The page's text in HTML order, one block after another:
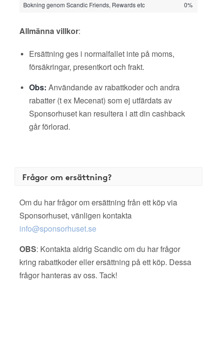
Bokning genom Scandic Friends, Rewards etc
0%
Allmänna villkor:
Ersättning ges i normalfallet inte på moms,
försäkringar, presentkort och frakt.
Obs: Användande av rabattkoder och andra
rabatter (t ex Mecenat) som ej utfärdats av
Sponsorhuset kan resultera i att din cashback
går förlorad.
Frågor om ersättning?
Om du har frågor om ersättning från ett köp via
Sponsorhuset, vänligen kontakta
info@sponsorhuset.se
OBS: Kontakta aldrig Scandic om du har frågor
kring rabattkoder eller ersättning på ett köp. Dessa
frågor hanteras av oss. Tack!